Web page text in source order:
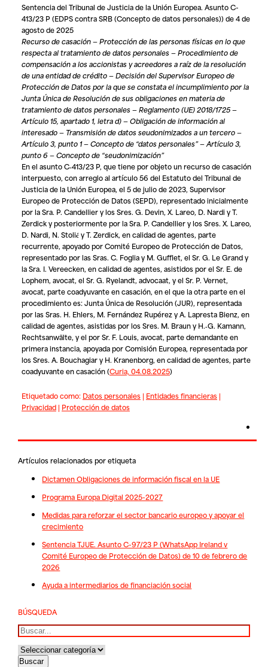
Sentencia del Tribunal de Justicia de la Unión Europea. Asunto C-
413/23 P (EDPS contra SRB (Concepto de datos personales)) de 4 de
agosto de 2025
Recurso de casación — Protección de las personas físicas en lo que
respecta al tratamiento de datos personales — Procedimiento de
compensación a los accionistas y acreedores a raíz de la resolución
de una entidad de crédito — Decisión del Supervisor Europeo de
Protección de Datos por la que se constata el incumplimiento por la
Junta Única de Resolución de sus obligaciones en materia de
tratamiento de datos personales — Reglamento (UE) 2018/1725 —
Artículo 15, apartado 1, letra d) — Obligación de información al
interesado — Transmisión de datos seudonimizados a un tercero —
Artículo 3, punto 1 — Concepto de “datos personales” — Artículo 3,
punto 6 — Concepto de “seudonimización”
En el asunto C‑413/23 P, que tiene por objeto un recurso de casación
interpuesto, con arreglo al artículo 56 del Estatuto del Tribunal de
Justicia de la Unión Europea, el 5 de julio de 2023, Supervisor
Europeo de Protección de Datos(SEPD), representado inicialmente
por la Sra. P. Candellier y los Sres. G. Devin, X. Lareo, D. Nardi y T.
Zerdick y posteriormente por la Sra. P. Candellier y los Sres. X. Lareo,
D. Nardi, N. Stolić y T. Zerdick, en calidad de agentes, parte
recurrente, apoyado porComité Europeo de Protección de Datos,
representado por las Sras. C. Foglia y M. Gufflet, el Sr. G. Le Grand y
la Sra. I. Vereecken, en calidad de agentes, asistidos por el Sr. E. de
Lophem, avocat, el Sr. G. Ryelandt, advocaat, y el Sr. P. Vernet,
avocat, parte coadyuvante en casación, en el que la otra parte en el
procedimiento es:Junta Única de Resolución(JUR), representada
por las Sras. H. Ehlers, M. Fernández Rupérez y A. Lapresta Bienz, en
calidad de agentes, asistidas por los Sres. M. Braun y H.‑G. Kamann,
Rechtsanwälte, y el por Sr. F. Louis, avocat, parte demandante en
primera instancia, apoyada porComisión Europea, representada por
los Sres. A. Bouchagiar y H. Kranenborg, en calidad de agentes, parte
coadyuvante en casación(Curia, 04.08.2025)
Etiquetado como: Datos personales| Entidades financieras|
Privacidad| Protección de datos
Artículos relacionados por etiqueta
Dictamen Obligaciones de información fiscal en la UE
Programa Europa Digital 2025-2027
Medidas para reforzar el sector bancario europeo y apoyar el
crecimiento
Sentencia TJUE. Asunto C-97/23 P (WhatsApp Ireland v
Comité Europeo de Protección de Datos) de 10 de febrero de
2026
Ayuda a intermediarios de financiación social
BÚSQUEDA
Buscar